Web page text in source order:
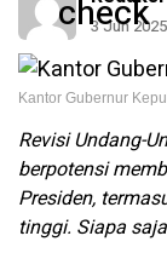
3 Jun
Kantor Gubernur
Revisi Undang-
berpotensi
Presiden,
tinggi. Siapa